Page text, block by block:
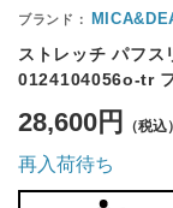
ストレッチ パフス
0124104056o-tr
28,600円
再入荷待ち